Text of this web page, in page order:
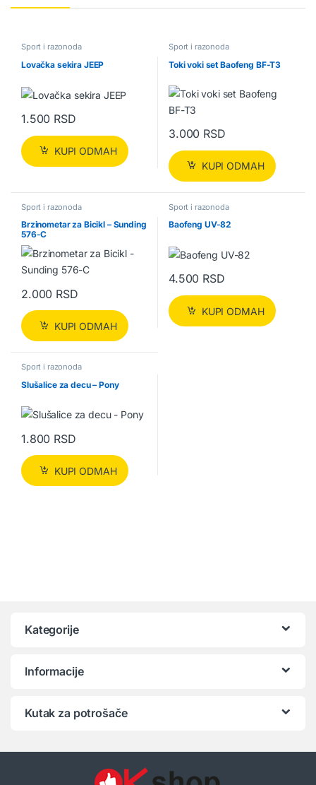
Sport i razonoda
Lovačka sekira JEEP
1.500 RSD
KUPI ODMAH
Sport i razonoda
Toki voki set Baofeng BF-T3
3.000 RSD
KUPI ODMAH
Sport i razonoda
Brzinometar za Bicikl – Sunding
576-C
2.000 RSD
KUPI ODMAH
Sport i razonoda
Baofeng UV-82
4.500 RSD
KUPI ODMAH
Sport i razonoda
Slušalice za decu – Pony
1.800 RSD
KUPI ODMAH
Kategorije
Informacije
Kutak za potrošače